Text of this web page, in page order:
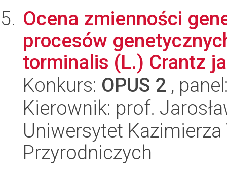
Ocena zmienności
procesów
torminalis (L.) Crantz
Konkurs: OPUS 2 ,
Kierownik: prof.
Uniwersytet Kazimierza
Przyrodniczych